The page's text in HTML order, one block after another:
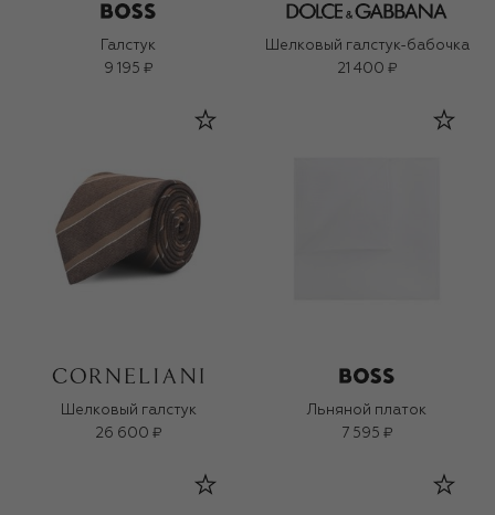
Галстук
9 195 ₽
Шелковый галстук-бабочка
21 400 ₽
Шелковый галстук
26 600 ₽
Льняной платок
7 595 ₽